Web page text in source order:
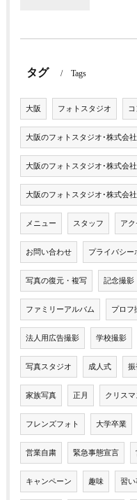
タグ Tags
大阪 フォトスタジオ
大阪のフォトスタジオ･株式会
大阪のフォトスタジオ･株式会
大阪のフォトスタジオ･株式会
メニュー スタッフ アク
お問い合わせ プライバシー
写真の復元・複写 記念撮影
ファミリーアルバム プロフ
法人用広告撮影 学校撮影
写真スタジオ 成人式 振
家族写真 正月 クリスマ
フレンズフォト 大学卒業
営業自粛 緊急事態宣言
キャンペーン 趣味 習い